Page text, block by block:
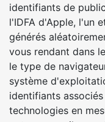
identifiants de
l'IDFA d'Apple, l'un
générés
vous rendant dans
le type de
système
identifiants
technologies en